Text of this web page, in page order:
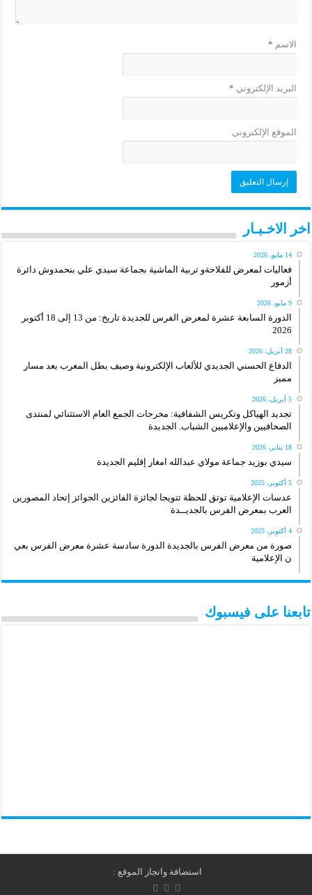
الاسم *
البريد الإلكتروني *
الموقع الإلكتروني
اخر الاخـبـار
14 مايو، 2026
فعاليات لمعرض للفلاحةو تربية الماشية بجماعة سيدي علي بنحمدوش دائرة
أزمور
9 مايو، 2026
الدورة السابعة عشرة لمعرض الفرس للجديدة تاريخ: من 13 إلى 18 أكتوبر
2026
28 أبريل، 2026
الدفاع الحسني الجديدي للألعاب الإلكترونية وصيف بطل المغرب بعد مسار
مميز
5 أبريل، 2026
تجديد الهياكل وتكريس الشفافية: مخرجات الجمع العام الاستثنائي لمنتدى
الصحافيين والإعلاميين الشباب. الجديدة
18 يناير، 2026
سيدي بوزيد جماعة مولاي عبدالله امغار إقليم الجديدة
5 أكتوبر، 2025
عدسات الإعلامية توتق للحظة تتويجا لجائزة الفائزين الجوائز إتحاد المصورين
العرب بمعرض الفرس بالجديــدة
4 أكتوبر، 2025
صورة من معرض الفرس بالجديدة الدورة سادسة عشرة معرض الفرس بعي
ن الإعلامية
تابعنا على فيسبوك
استضافة وانجاز الموقع :